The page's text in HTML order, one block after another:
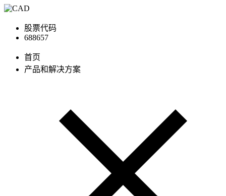
股票代码
688657
首页
产品和解决方案